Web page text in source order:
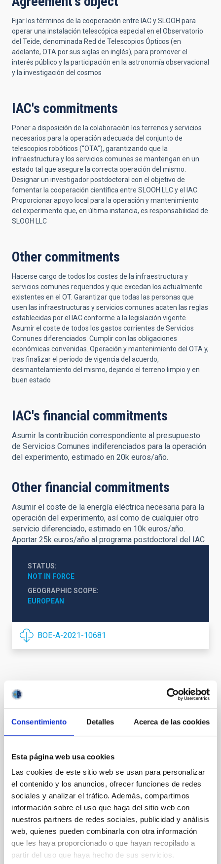
Consentimiento Detalles Acerca de las cookies
Esta página web usa cookies
Las cookies de este sitio web se usan para personalizar
el contenido y los anuncios, ofrecer funciones de redes
sociales y analizar el tráfico. Además, compartimos
información sobre el uso que haga del sitio web con
nuestros partners de redes sociales, publicidad y análisis
web, quienes pueden combinarla con otra información
que les haya proporcionado o que hayan recopilado a
partir del uso que haya hecho de sus servicios.
Fijar los términos de la cooperación entre IAC y SLOOH para
operar una instalación telescópica especial en el Observatorio
del Teide, denominada Red de Telescopios Ópticos (en
adelante, OTA por sus siglas en inglés), para promover el
interés público y la participación en la astronomía observacional
y la investigación del cosmos
IAC's commitments
Poner a disposición de la colaboración los terrenos y servicios
necesarios para la operación adecuada del conjunto de
telescopios robóticos (“OTA”), garantizando que la
infraestructura y los servicios comunes se mantengan en un
estado tal que asegure la correcta operación del mismo.
Designar un investigador postdoctoral con el objetivo de
fomentar la cooperación científica entre SLOOH LLC y el IAC.
Proporcionar apoyo local para la operación y mantenimiento
del experimento que, en última instancia, es responsabilidad de
SLOOH LLC
Other commitments
Hacerse cargo de todos los costes de la infraestructura y
servicios comunes requeridos y que excedan los actualmente
existentes en el OT. Garantizar que todas las personas que
usen las infraestructuras y servicios comunes acaten las reglas
establecidas por el IAC conforme a la legislación vigente.
Asumir el coste de todos los gastos corrientes de Servicios
Comunes diferenciados. Cumplir con las obligaciones
económicas convenidas. Operación y mantenimiento del OTA y,
tras finalizar el periodo de vigencia del acuerdo,
desmantelamiento del mismo, dejando el terreno limpio y en
buen estado
IAC's financial commitments
Asumir la contribución correspondiente al presupuesto
de Servicios Comunes indiferenciados para la operación
del experimento, estimado en 20k euros/año.
Other financial commitments
Asumir el coste de la energía eléctrica necesaria para la
operación del experimento, así como de cualquier otro
servicio diferenciado, estimado en 10k euros/año.
Aportar 25k euros/año al programa postdoctoral del IAC
STATUS
NOT IN FORCE
GEOGRAPHIC SCOPE
EUROPEAN
BOE-A-2021-10681
It may interest you
Acuerdo de explotación científica de los
Newton entre el Instituto de Astrofísica de
Canarias (IAC) y Science and Technology
Facilities Council (STFC) y la Nederlandese
Organisatie voor Wetenschappelijk
Onderzoek (NWO)
In force